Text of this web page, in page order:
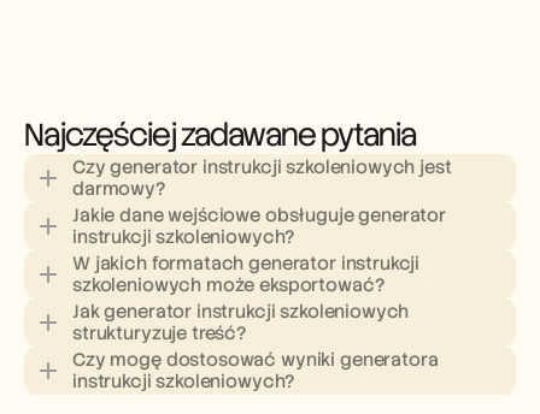
Najczęściej zadawane pytania
Czy generator instrukcji szkoleniowych jest
darmowy?
Jakie dane wejściowe obsługuje generator
instrukcji szkoleniowych?
W jakich formatach generator instrukcji
szkoleniowych może eksportować?
Jak generator instrukcji szkoleniowych
strukturyzuje treść?
Czy mogę dostosować wyniki generatora
instrukcji szkoleniowych?